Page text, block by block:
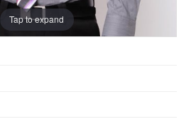
Tap to expand